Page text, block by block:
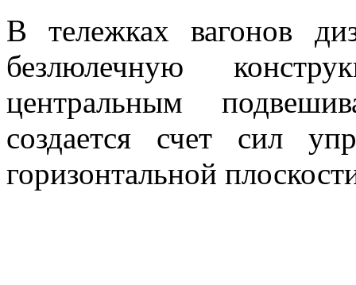
В тележках вагонов
безлюлечную
центральным
создается счет сил
горизонтальной